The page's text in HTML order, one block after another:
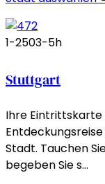
1-2503-5h
Stuttgart
Ihre Eintrittskarte
Stadt. Tauchen
begeben Sie s…